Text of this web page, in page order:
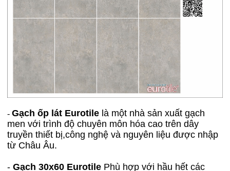
-Gạch ốp lát Eurotile là một nhà sản xuất gạch
men với trình độ chuyên môn hóa cao trên dây
truyền thiết bị,công nghệ và nguyên liệu được nhập
từ Châu Âu.
-Gạch 30x60 Eurotile Phù hợp với hầu hết các